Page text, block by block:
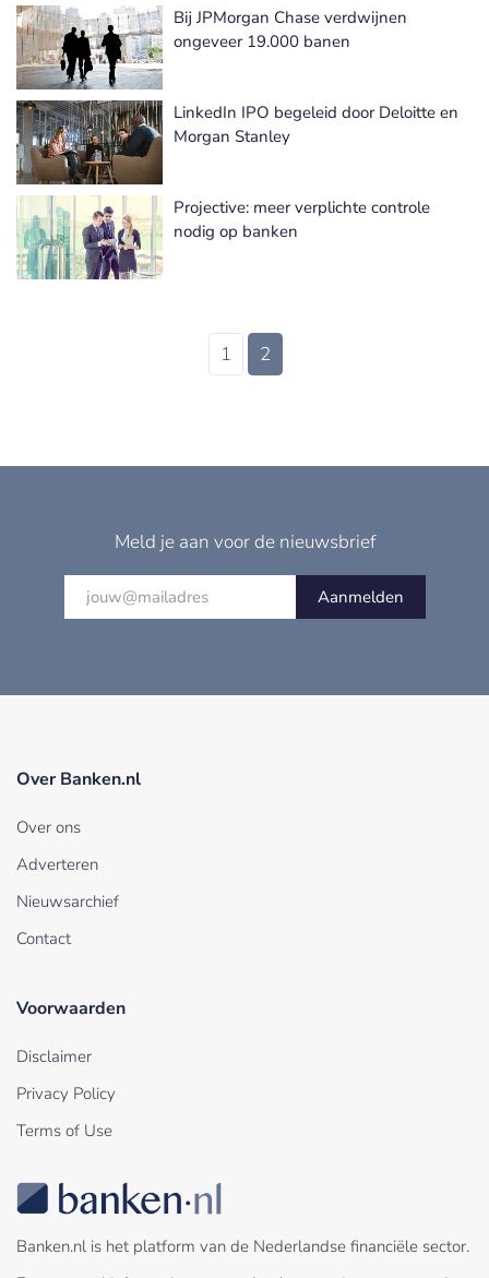
Bij JPMorgan Chase verdwijnen
ongeveer 19.000 banen
LinkedIn IPO begeleid door Deloitte en
Morgan Stanley
Projective: meer verplichte controle
nodig op banken
1 2
Meld je aan voor de nieuwsbrief
Aanmelden
Over Banken.nl
Over ons
Adverteren
Nieuwsarchief
Contact
Voorwaarden
Disclaimer
Privacy Policy
Terms of Use
Banken.nl is het platform van de Nederlandse financiële sector.